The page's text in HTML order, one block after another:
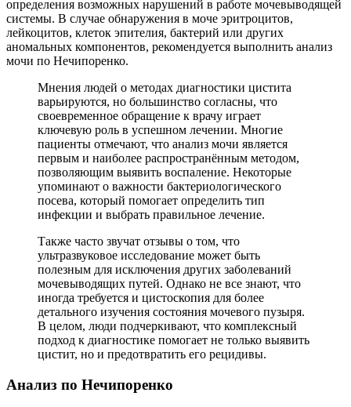
определения возможных нарушений в работе мочевыводящей
системы. В случае обнаружения в моче эритроцитов,
лейкоцитов, клеток эпителия, бактерий или других
аномальных компонентов, рекомендуется выполнить анализ
мочи по Нечипоренко.
Мнения людей о методах диагностики цистита
варьируются, но большинство согласны, что
своевременное обращение к врачу играет
ключевую роль в успешном лечении. Многие
пациенты отмечают, что анализ мочи является
первым и наиболее распространённым методом,
позволяющим выявить воспаление. Некоторые
упоминают о важности бактериологического
посева, который помогает определить тип
инфекции и выбрать правильное лечение.
Также часто звучат отзывы о том, что
ультразвуковое исследование может быть
полезным для исключения других заболеваний
мочевыводящих путей. Однако не все знают, что
иногда требуется и цистоскопия для более
детального изучения состояния мочевого пузыря.
В целом, люди подчеркивают, что комплексный
подход к диагностике помогает не только выявить
цистит, но и предотвратить его рецидивы.
Анализ по Нечипоренко